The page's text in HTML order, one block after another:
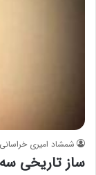
شمشاد امیری خراسانی
ساز تاریخی سه